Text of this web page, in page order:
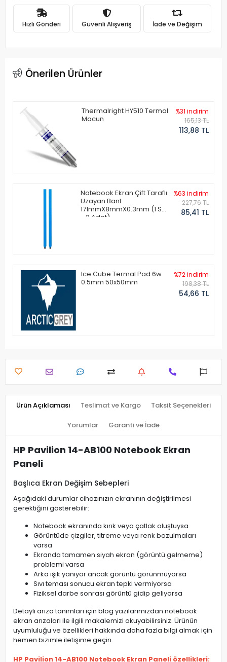
Hızlı Gönderi Güvenli Alışveriş İade ve Değişim
Önerilen Ürünler
Thermalright HY510 Termal
Macun
%31 indirim
165,13 TL
113,88 TL
Notebook Ekran Çift Taraflı
Uzayan Bant
171mmX8mmX0.3mm (1 Set
- 2 Adet)
%63 indirim
227,76 TL
85,41 TL
Ice Cube Termal Pad 6w
0.5mm 50x50mm
%72 indirim
198,38 TL
54,66 TL
Ürün Açıklaması Teslimat ve Kargo Taksit Seçenekleri
Yorumlar Garanti ve İade
HP Pavilion 14-AB100 Notebook Ekran
Paneli
Başlıca Ekran Değişim Sebepleri
Aşağıdaki durumlar cihazınızın ekranının değiştirilmesi
gerektiğini gösterebilir:
Notebook ekranında kırık veya çatlak oluştuysa
Görüntüde çizgiler, titreme veya renk bozulmaları
varsa
Ekranda tamamen siyah ekran (görüntü gelmeme)
problemi varsa
Arka ışık yanıyor ancak görüntü görünmüyorsa
Sıvı teması sonucu ekran tepki vermiyorsa
Fiziksel darbe sonrası görüntü gidip geliyorsa
Detaylı arıza tanımları için blog yazılarımızdan notebook
ekran arızaları ile ilgili makalemizi okuyabilirsiniz. Ürünün
uyumluluğu ve özellikleri hakkında daha fazla bilgi almak için
hemen bizimle iletişime geçin.
HP Pavilion 14-AB100 Notebook Ekran Paneli özellikleri: